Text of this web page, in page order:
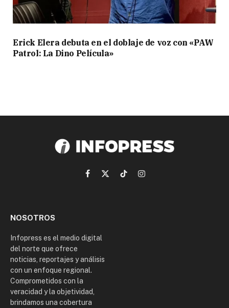
Erick Elera debuta en el doblaje de voz con «PAW
Patrol: La Dino Película»
Facebook
X
TikTokInstagram
NOSOTROS
Infopress es el medio digital
del norte que ofrece
noticias, reportajes y análisis
con un enfoque regional.
Comprometidos con la
veracidad y la objetividad,
brindamos una cobertura